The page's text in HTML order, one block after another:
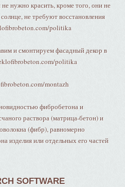
нужно красить, кроме того, они не
не требуют восстановления
politika
и смонтируем фасадный декор в
politika
montazh
фибробетона и
раствора (матрица-бетон) и
(фибр), равномерно
изделия или отдельных его частей
SOFTWARE